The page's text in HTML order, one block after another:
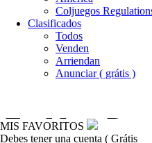
Coljuegos
Clasificados
Todos
Venden
Arriendan
Anunciar ( grátis )
MIS FAVORITOS
Debes tener una cuenta ( Grátis